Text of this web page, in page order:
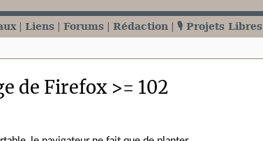
Liens Forums Rédaction 🎙️ Projets Libres
de Firefox >= 102